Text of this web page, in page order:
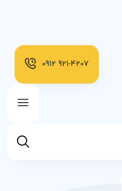
921-4207
0912